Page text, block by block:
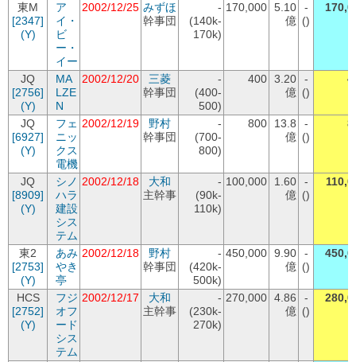
東M
[2347]
(Y)
ア
イ・
ビ
ー・
イー
2002/12/25 みずほ
幹事団
-
(140k-
170k)
170,000 5.10
億
-
()
JQ
[2756]
(Y)
MA
LZE
N
2002/12/20
三菱
幹事団
-
(400-
500)
400 3.20
億
-
()
JQ
[6927]
(Y)
フェ
ニッ
クス
電機
2002/12/19
野村
幹事団
-
(700-
800)
800
13.8
億
-
()
JQ
[8909]
(Y)
シノ
ハラ
建設
シス
テム
2002/12/18
大和
主幹事
-
(90k-
110k)
100,000
1.60
億
-
()
東2
[2753]
(Y)
あみ
やき
亭
2002/12/18
野村
幹事団
-
(420k-
500k)
450,000 9.90
億
-
()
HCS
[2752]
(Y)
フジ
オフ
ード
シス
テム
2002/12/17
大和
主幹事
-
(230k-
270k)
270,000 4.86
億
-
()